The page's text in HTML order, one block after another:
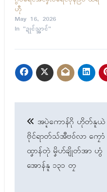
ဟီု
May 16, 2026
In "ဍုၚ်သ္အာၚ်"
navigation
အပ္ဍဲကောန်ဂို ဟိုတ်နူယဲ
ဗိုၚ်ရာတ်သ်အဳဗဝ်လာ ကၠောံ
ထၞာန်တုဲ မၞိဟ်ချိုတ်အာ ဟွံ
အောန်နူ ၁၃၁ တၠ